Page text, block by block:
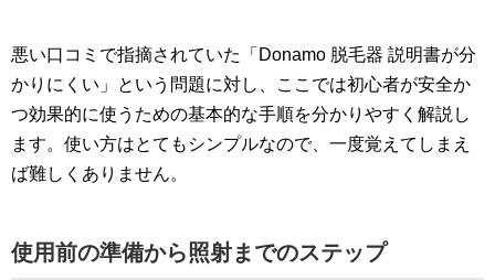
悪い口コミで指摘されていた「Donamo 脱毛器 説明書が分
かりにくい」という問題に対し、ここでは初心者が安全か
つ効果的に使うための基本的な手順を分かりやすく解説し
ます。使い方はとてもシンプルなので、一度覚えてしまえ
ば難しくありません。
使用前の準備から照射までのステップ